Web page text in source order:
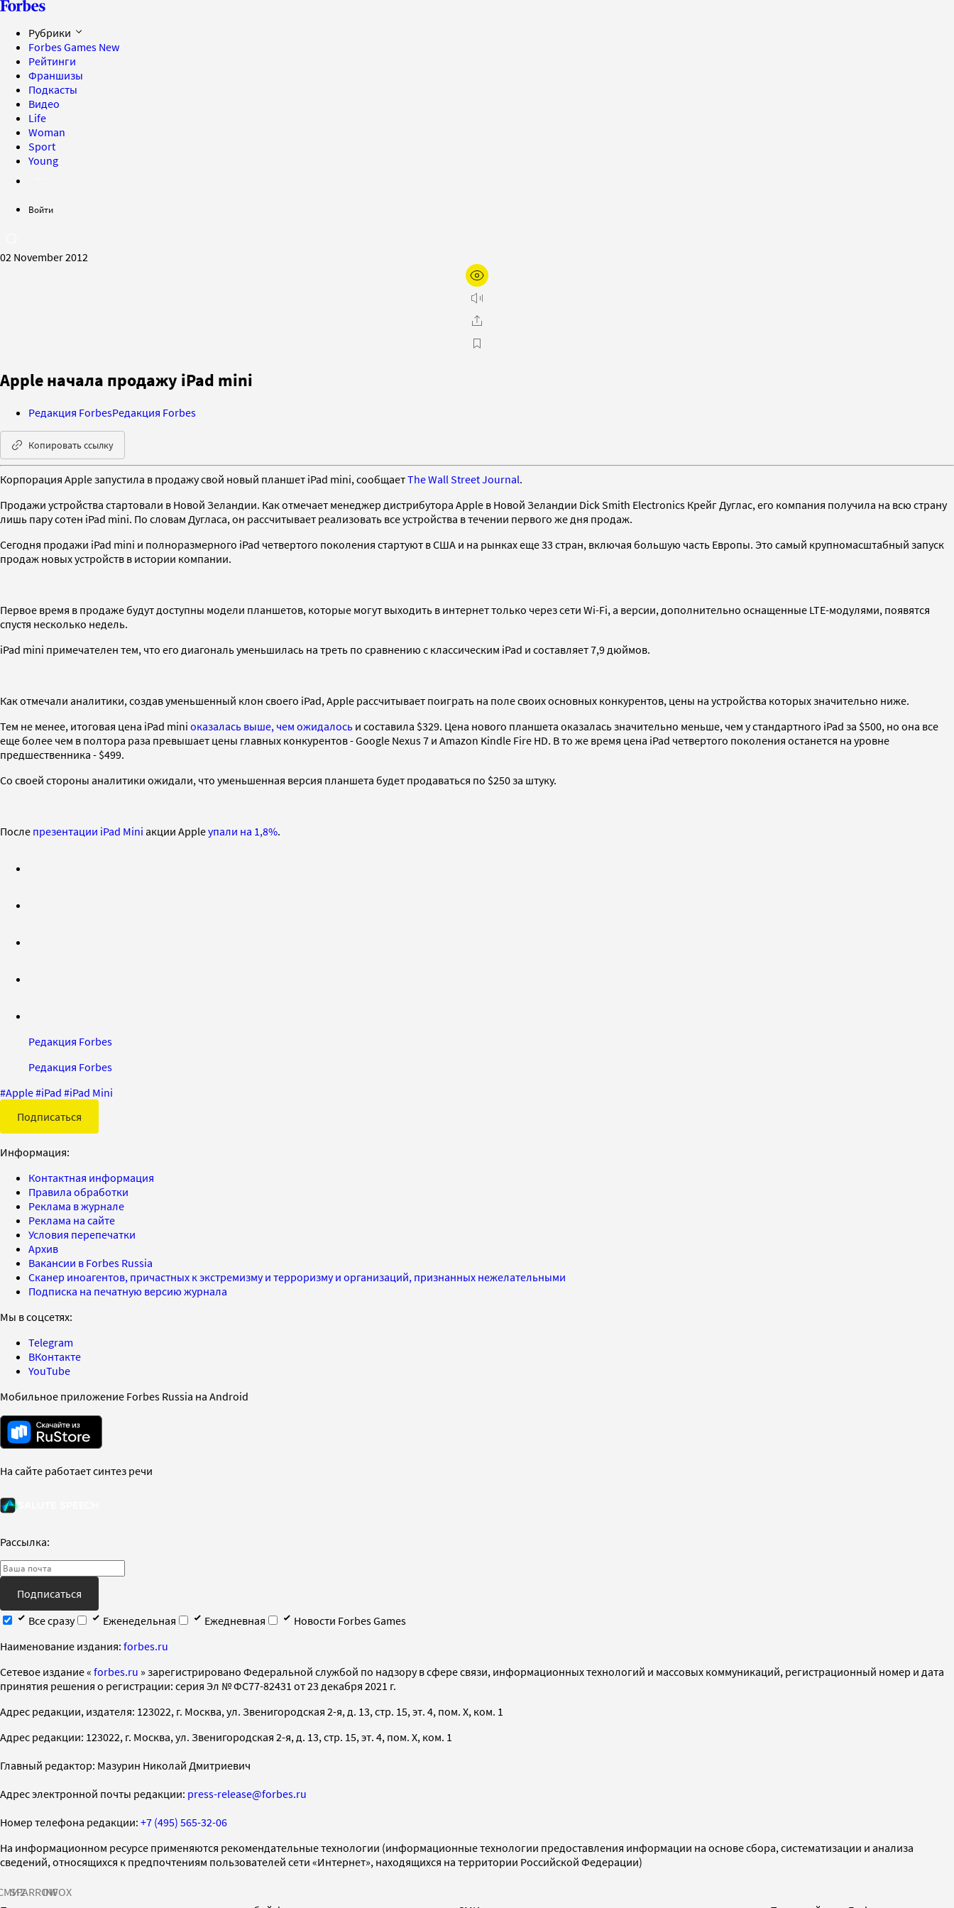
Рубрики
Forbes Games New
Рейтинги
Франшизы
Подкасты
Видео
Life
Woman
Sport
Young
Войти
02 November 2012
Apple начала продажу iPad mini
Редакция ForbesРедакция Forbes
Копировать ссылку
Корпорация Apple запустила в продажу свой новый планшет iPad mini, сообщаетThe Wall Street Journal.
Продажи устройства стартовали в Новой Зеландии. Как отмечает менеджер дистрибутора Apple в Новой Зеландии Dick Smith Electronics Крейг Дуглас, его компания получила на всю страну
лишь пару сотен iPad mini. По словам Дугласа, он рассчитывает реализовать все устройства в течении первого же дня продаж.
Сегодня продажи iPad mini и полноразмерного iPad четвертого поколения стартуют в США и на рынках еще 33 стран, включая большую часть Европы. Это самый крупномасштабный запуск
продаж новых устройств в истории компании.
Первое время в продаже будут доступны модели планшетов, которые могут выходить в интернет только через сети Wi-Fi, а версии, дополнительно оснащенные LTE-модулями, появятся
спустя несколько недель.
iPad mini примечателен тем, что его диагональ уменьшилась на треть по сравнению с классическим iPad и составляет 7,9 дюймов.
Как отмечали аналитики, создав уменьшенный клон своего iPad, Apple рассчитывает поиграть на поле своих основных конкурентов, цены на устройства которых значительно ниже.
Тем не менее, итоговая цена iPad mini оказалась выше, чем ожидалось и составила $329. Цена нового планшета оказалась значительно меньше, чем у стандартного iPad за $500, но она все
еще более чем в полтора раза превышает цены главных конкурентов - Google Nexus 7 и Amazon Kindle Fire HD. В то же время цена iPad четвертого поколения останется на уровне
предшественника - $499.
Со своей стороны аналитики ожидали, что уменьшенная версия планшета будет продаваться по $250 за штуку.
После презентации iPad Mini акции Appleупали на 1,8%.
Редакция Forbes
Редакция Forbes
#Apple#iPad #iPad Mini
Подписаться
Информация:
Контактная информация
Правила обработки
Реклама в журнале
Реклама на сайте
Условия перепечатки
Архив
Вакансии в Forbes Russia
Сканер иноагентов, причастных к экстремизму и терроризму и организаций, признанных нежелательными
Подписка на печатную версию журнала
Мы в соцсетях:
Telegram
ВКонтакте
YouTube
Мобильное приложение Forbes Russia на Android
На сайте работает синтез речи
Рассылка:
Подписаться
Все сразу
Еженедельная Ежедневная
Новости Forbes Games
Наименование издания: forbes.ru
Cетевое издание « forbes.ru » зарегистрировано Федеральной службой по надзору в сфере связи, информационных технологий и массовых коммуникаций, регистрационный номер и дата
принятия решения о регистрации: серия Эл № ФС77-82431 от 23 декабря 2021 г.
Адрес редакции, издателя: 123022, г. Москва, ул. Звенигородская 2-я, д. 13, стр. 15, эт. 4, пом. X, ком. 1
Адрес редакции: 123022, г. Москва, ул. Звенигородская 2-я, д. 13, стр. 15, эт. 4, пом. X, ком. 1
Главный редактор: Мазурин Николай Дмитриевич
Адрес электронной почты редакции: press-release@forbes.ru
Номер телефона редакции: +7 (495) 565-32-06
На информационном ресурсе применяются рекомендательные технологии (информационные технологии предоставления информации на основе сбора, систематизации и анализа
сведений, относящихся к предпочтениям пользователей сети «Интернет», находящихся на территории Российской Федерации)
SPARROWINFOX